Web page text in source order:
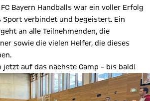
Bayern Handballs war ein voller Erfolg
Sport verbindet und begeistert. Ein
an alle Teilnehmenden, die
sowie die vielen Helfer, die dieses
auf das nächste Camp – bis bald!